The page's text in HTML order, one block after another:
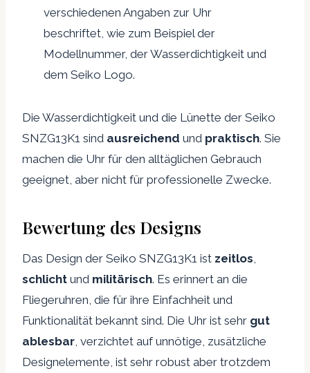
verschiedenen Angaben zur Uhr
beschriftet, wie zum Beispiel der
Modellnummer, der Wasserdichtigkeit und
dem Seiko Logo.
Die Wasserdichtigkeit und die Lünette der Seiko
SNZG13K1 sind ausreichend und praktisch. Sie
machen die Uhr für den alltäglichen Gebrauch
geeignet, aber nicht für professionelle Zwecke.
Bewertung des Designs
Das Design der Seiko SNZG13K1 ist zeitlos
schlicht und militärisch. Es erinnert an die
Fliegeruhren, die für ihre Einfachheit und
Funktionalität bekannt sind. Die Uhr ist sehr gut
ablesbar , verzichtet auf unnötige, zusätzliche
Designelemente, ist sehr robust aber trotzdem